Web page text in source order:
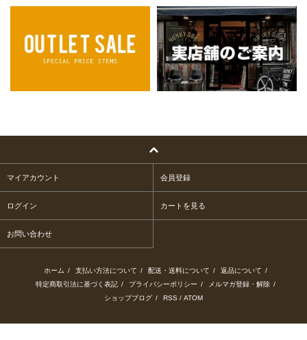
マイアカウント 会員登録
ログイン カートを見る
お問い合わせ
ホーム / 支払い方法について / 配送・送料について / 返品について /
特定商取引法に基づく表記 / プライバシーポリシー / メルマガ登録・解除 /
ショップブログ / RSS / ATOM